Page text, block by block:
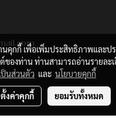
นคุกกี้ เพื่อเพิ่มประสิทธิภาพและ
ต์ของท่าน ท่านสามารถอ่านรายละ
ป็นส่วนตัว และ นโยบายคุกกี้
ตั้งค่าคุกกี้ ยอมรับทั้งหมด